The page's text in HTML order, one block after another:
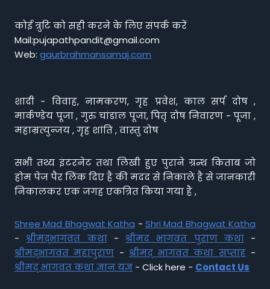
कोई त्रुटि को सही करने के लिए संपर्क करें
Mail:pujapathpandit@gmail.com
Web: gaurbrahmansamaj.com
शादी - विवाह, नामकरण, गृह प्रवेश, काल सर्प दोष ,
मार्कण्डेय पूजा , गुरु चांडाल पूजा, पितृ दोष निवारण - पूजा ,
महाम्रत्युन्जय , गृह शांति , वास्तु दोष
सभी तथ्य इंटरनेट तथा लिखी हुए पुराने ग्रन्थ किताब जो
होम पेज पैर लिंक दिए है की मदद से निकाले है से जानकारी
निकालकर एक जगह एकत्रित किया गया है ,
Shree Mad Bhagwat Katha - Shri Mad Bhagwat Katha
- श्रीमद्भागवत कथा- श्रीमद भागवत पुराण कथा-
श्रीमद्भागवत महापुराण - श्रीमद् भागवत कथा सप्ताह-
श्रीमद् भागवत कथा ज्ञान यज्ञ - Click here - Contact Us